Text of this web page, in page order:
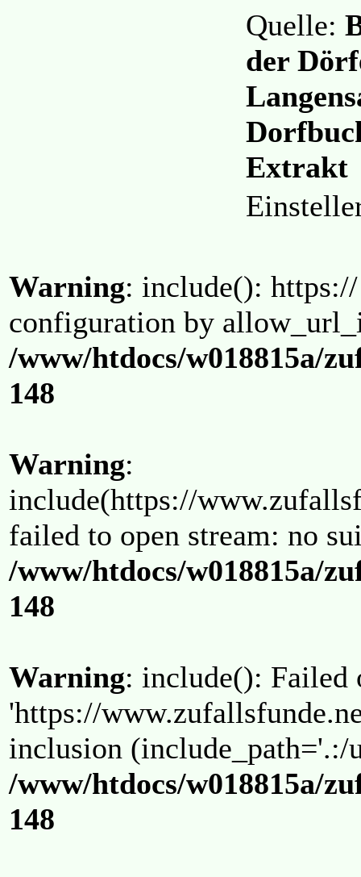
Quelle:
der
Extrakt
Warning: include():
configuration by
/www/htdocs/w018815a/
148
Warning:
include(https://
failed to open stream: no
/www/htdocs/w018815a/
148
Warning: include(): Failed
'https://
inclusion (include_path='.:/
/www/htdocs/w018815a/
148